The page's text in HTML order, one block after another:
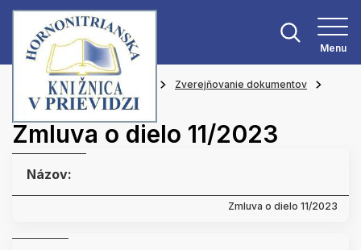
Menu
Hlavná stránka O knižnici
Zverejňovanie dokumentov
Zmluvy
Zmluva o dielo 11/2023
Názov:
Zmluva o dielo 11/2023